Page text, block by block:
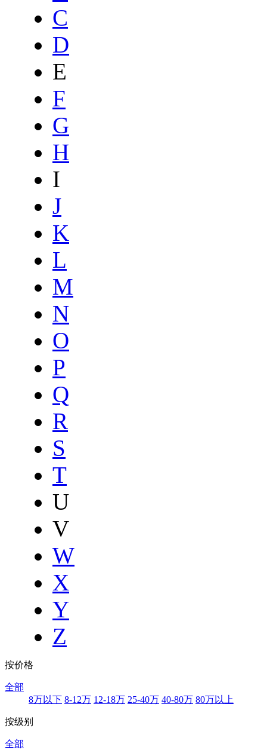
C
D
E
F
G
H
I
J
K
L
M
N
O
P
Q
R
S
T
U
V
W
X
Y
Z
按价格
全部
8万以下 8-12万 12-18万 25-40万 40-80万 80万以上
按级别
全部